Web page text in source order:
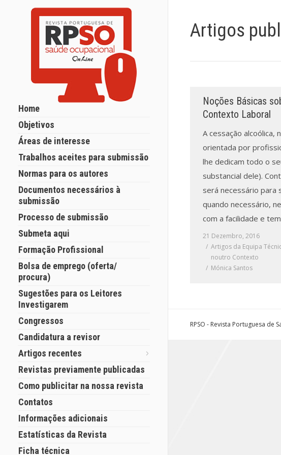
Home
Objetivos
Áreas de interesse
Trabalhos aceites para submissão
Normas para os autores
Documentos necessários à
submissão
Processo de submissão
Submeta aqui
Formação Profissional
Bolsa de emprego (oferta/
procura)
Sugestões para os Leitores
Investigarem
Congressos
Candidatura a revisor
Artigos recentes
Revistas previamente publicadas
Como publicitar na nossa revista
Contatos
Informações adicionais
Estatísticas da Revista
Ficha técnica
Artigos
Noções Básicas
Contexto Laboral
A cessação alcoólica,
orientada por
lhe dedicam todo o
substancial dele).
será necessário para
quando necessário,
com a facilidade e
21 Dezembro, 2016
Artigos da Equipa
noutro Contexto
Mónica Santos
RPSO - Revista Portuguesa de